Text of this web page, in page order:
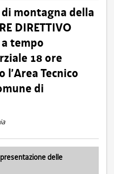
montagna della
DIRETTIVO
a tempo
18 ore
Tecnico
di
delle